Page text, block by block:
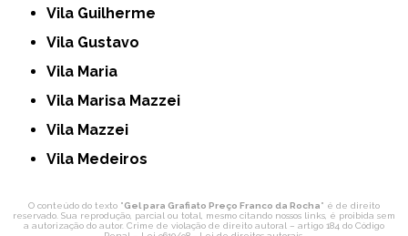
Vila Guilherme
Vila Gustavo
Vila Maria
Vila Marisa Mazzei
Vila Mazzei
Vila Medeiros
O conteúdo do texto "Gel para Grafiato Preço Franco da Rocha" é de direito
reservado. Sua reprodução, parcial ou total, mesmo citando nossos links, é proibida sem
a autorização do autor. Crime de violação de direito autoral – artigo 184 do Código